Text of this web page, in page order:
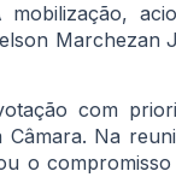
mobilização,
Marchezan
com
Na
o